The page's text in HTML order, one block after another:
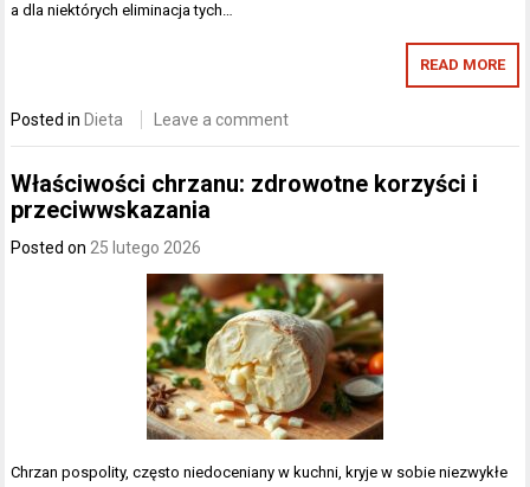
a dla niektórych eliminacja tych…
READ MORE
Posted in Dieta Leave a comment
Właściwości chrzanu: zdrowotne korzyści i
przeciwwskazania
Posted on 25 lutego 2026
Chrzan pospolity, często niedoceniany w kuchni, kryje w sobie niezwykłe